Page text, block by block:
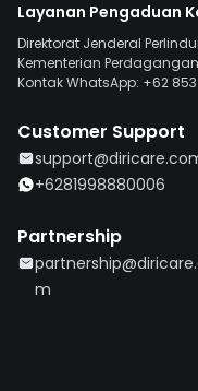
Layanan Pengaduan
Direktorat Jenderal
Kementerian Perdagangan
Kontak WhatsApp: +62 853
Customer Support
+6281998880006
Partnership
m